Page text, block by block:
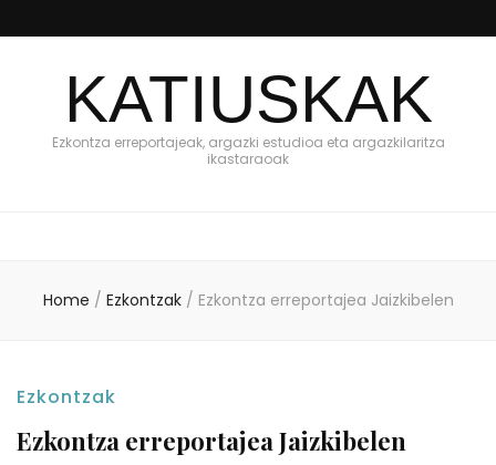
KATIUSKAK
Ezkontza erreportajeak, argazki estudioa eta argazkilaritza
ikastaraoak
Home / Ezkontzak / Ezkontza erreportajea Jaizkibelen
Ezkontzak
Ezkontza erreportajea Jaizkibelen